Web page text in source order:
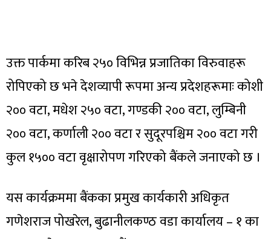
उक्त पार्कमा करिब २५० विभिन्न प्रजातिका विरुवाहरू
रोपिएको छ भने देशव्यापी रूपमा अन्य प्रदेशहरूमाः कोशी
२०० वटा, मधेश २५० वटा, गण्डकी २०० वटा, लुम्बिनी
२०० वटा, कर्णाली २०० वटा र सुदूरपश्चिम २०० वटा गरी
कुल १५०० वटा वृक्षारोपण गरिएको बैंकले जनाएको छ ।
यस कार्यक्रममा बैंकका प्रमुख कार्यकारी अधिकृत
गणेशराज पोखरेल, बुढानीलकण्ठ वडा कार्यालय – १ का